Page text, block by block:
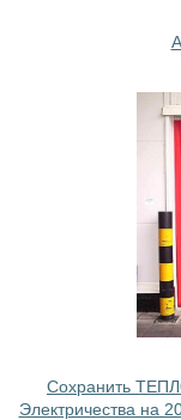
Сохранить
Электричества на